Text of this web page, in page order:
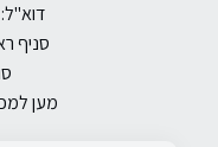
דוא"ל:
סניף
מען